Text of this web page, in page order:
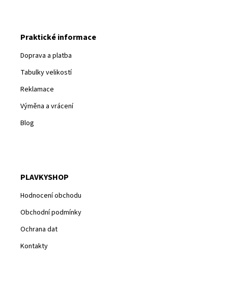
Praktické informace
Doprava a platba
Tabulky velikostí
Reklamace
Výměna a vrácení
Blog
PLAVKYSHOP
Hodnocení obchodu
Obchodní podmínky
Ochrana dat
Kontakty